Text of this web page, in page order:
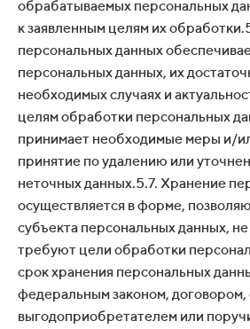
обрабатываемых персональных
к заявленным целям их
персональных данных
персональных данных, их
необходимых случаях и
целям обработки персональных
принимает необходимые меры и/
принятие по удалению или
неточных данных.5.7. Хранение
осуществляется в форме,
субъекта персональных данных,
требуют цели обработки
срок хранения персональных
федеральным законом, договором,
выгодоприобретателем или